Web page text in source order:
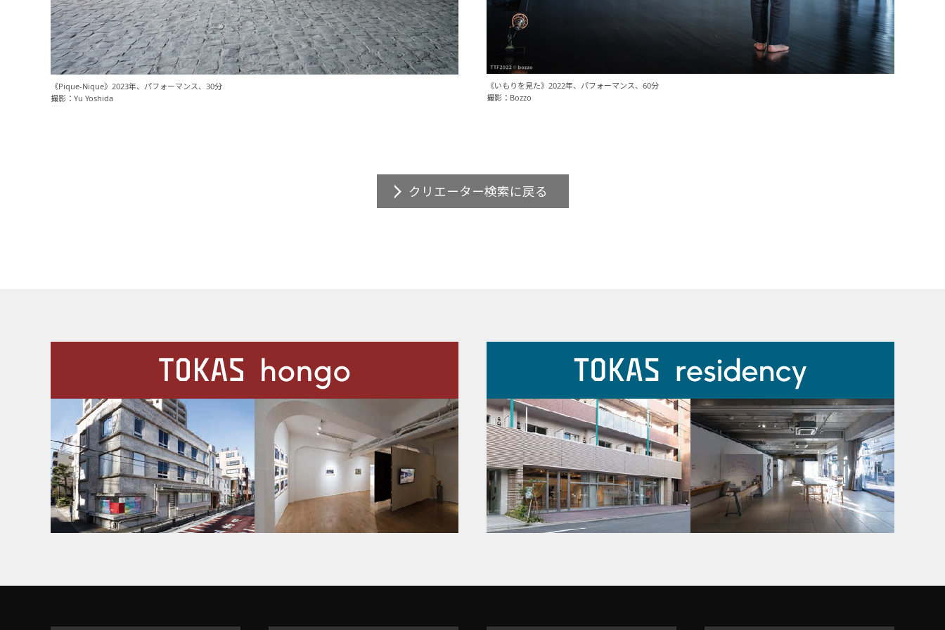
《Pique-Nique》2023年、パフォーマンス、30分
撮影：Yu Yoshida
《いもりを見た》2022年、パフォーマンス、60分
撮影：Bozzo
クリエーター検索に戻る